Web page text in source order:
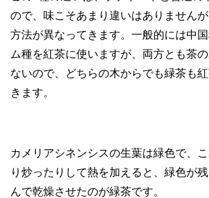
ので、味こそあまり違いはありません
方法が異なってきます。一般的には中
ム種を紅茶に使いますが、両方とも茶
ないので、どちらの木からでも緑茶も
きます。
カメリアシネンシスの生葉は緑色で、
り炒ったりして熱を加えると、緑色が
んで乾燥させたのが緑茶です。